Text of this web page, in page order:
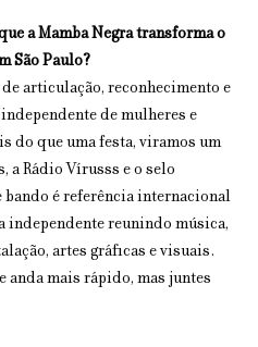
a Mamba Negra transforma o
São Paulo?
articulação, reconhecimento e
de mulheres e
do que uma festa, viramos um
a Rádio Vírusss e o selo
bando é referência internacional
reunindo música,
artes gráficas e visuais.
anda mais rápido, mas juntes